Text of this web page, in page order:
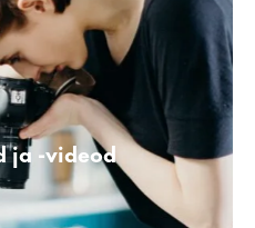
ja -videod